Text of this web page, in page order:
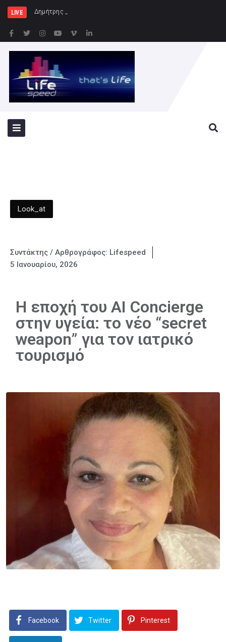
LIVE Δημήτρης Μελίδης: «Ο ΣΥΡΙΖΑ-ΠΣ είν
Look_at
Συντάκτης / Αρθρογράφος: Lifespeed
5 Ιανουαρίου, 2026
Η εποχή του AI Concierge
στην υγεία: το νέο “secret
weapon” για τον ιατρικό
τουρισμό
Facebook Twitter Pinterest